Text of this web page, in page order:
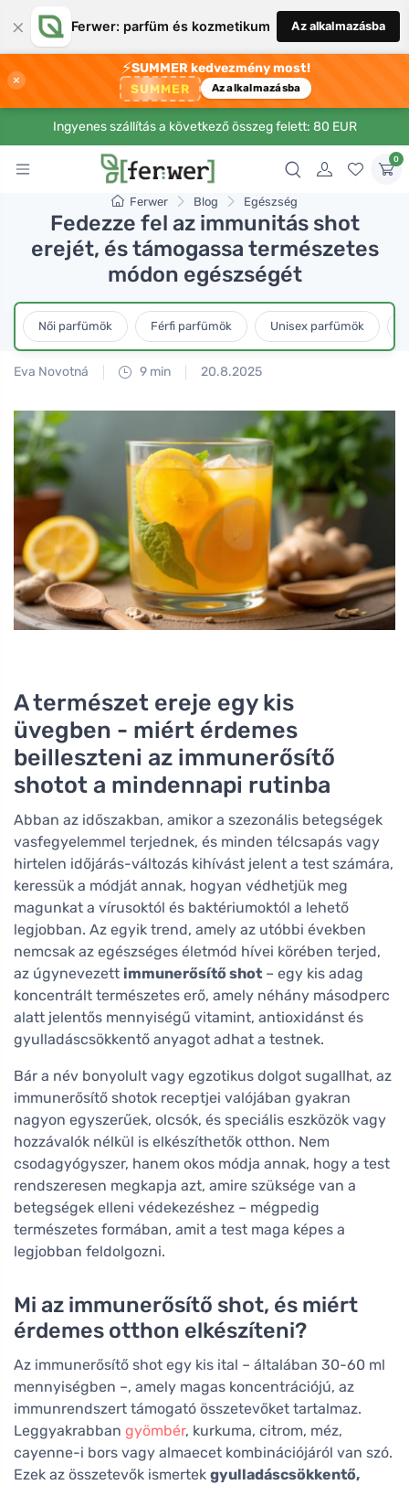
× Ferwer: parfüm és kozmetikum Az alkalmazásba
×
⚡SUMMER kedvezmény most!
SUMMER Az alkalmazásba
Ingyenes szállítás a következő összeg felett: 80 EUR
0
Ferwer Blog Egészség
Fedezze fel az immunitás shot
erejét, és támogassa természetes
módon egészségét
Női parfümök Férfi parfümök Unisex parfümök
Eva Novotná 9 min 20.8.2025
A természet ereje egy kis
üvegben - miért érdemes
beilleszteni az immunerősítő
shotot a mindennapi rutinba
Abban az időszakban, amikor a szezonális betegségek
vasfegyelemmel terjednek, és minden télcsapás vagy
hirtelen időjárás-változás kihívást jelent a test számára,
keressük a módját annak, hogyan védhetjük meg
magunkat a vírusoktól és baktériumoktól a lehető
legjobban. Az egyik trend, amely az utóbbi években
nemcsak az egészséges életmód hívei körében terjed,
az úgynevezett immunerősítő shot – egy kis adag
koncentrált természetes erő, amely néhány másodperc
alatt jelentős mennyiségű vitamint, antioxidánst és
gyulladáscsökkentő anyagot adhat a testnek.
Bár a név bonyolult vagy egzotikus dolgot sugallhat, az
immunerősítő shotok receptjei valójában gyakran
nagyon egyszerűek, olcsók, és speciális eszközök vagy
hozzávalók nélkül is elkészíthetők otthon. Nem
csodagyógyszer, hanem okos módja annak, hogy a test
rendszeresen megkapja azt, amire szüksége van a
betegségek elleni védekezéshez – mégpedig
természetes formában, amit a test maga képes a
legjobban feldolgozni.
Mi az immunerősítő shot, és miért
érdemes otthon elkészíteni?
Az immunerősítő shot egy kis ital – általában 30-60 ml
mennyiségben –, amely magas koncentrációjú, az
immunrendszert támogató összetevőket tartalmaz.
Leggyakrabban gyömbér, kurkuma, citrom, méz,
cayenne-i bors vagy almaecet kombinációjáról van szó.
Ezek az összetevők ismertek gyulladáscsökkentő,